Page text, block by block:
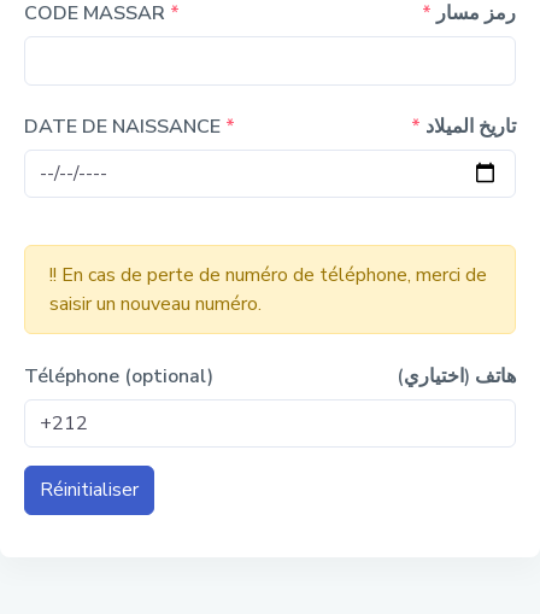
CODE MASSAR * رمز مسار *
DATE DE NAISSANCE * تاريخ الميلاد *
!! En cas de perte de numéro de téléphone, merci de
saisir un nouveau numéro.
Téléphone (optional) هاتف (اختياري)
Réinitialiser